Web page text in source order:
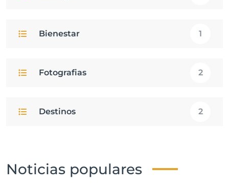
Bienestar 1
Fotografias 2
Destinos 2
Noticias populares